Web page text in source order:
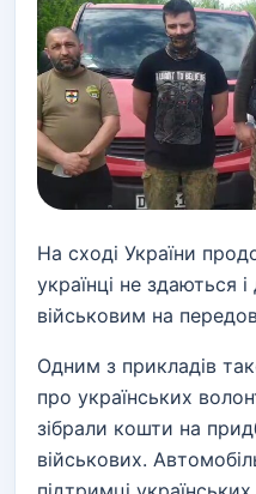
На сході України
українці не здаються
військовим на
Одним з прикладів
про українських
зібрали кошти на
військових.